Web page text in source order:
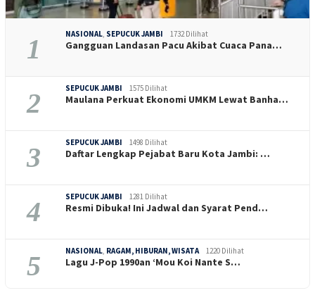
1 NASIONAL, SEPUCUK JAMBI 1732 Dilihat
Gangguan Landasan Pacu Akibat Cuaca Pana…
2 SEPUCUK JAMBI 1575 Dilihat
Maulana Perkuat Ekonomi UMKM Lewat Banha…
3 SEPUCUK JAMBI 1498 Dilihat
Daftar Lengkap Pejabat Baru Kota Jambi: …
4 SEPUCUK JAMBI 1281 Dilihat
Resmi Dibuka! Ini Jadwal dan Syarat Pend…
5 NASIONAL, RAGAM, HIBURAN, WISATA 1220 Dilihat
Lagu J-Pop 1990an ‘Mou Koi Nante S…